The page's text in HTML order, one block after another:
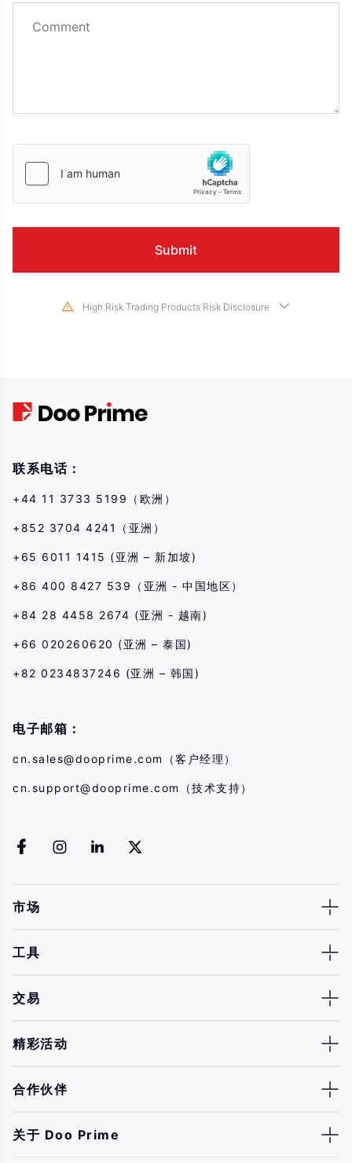
High Risk Trading Products Risk Disclosure
performance. Please make sure you read and fully understand the trading
联系电话：
+44 11 3733 5199（欧洲）
+852 3704 4241（亚洲）
+65 6011 1415 (亚洲 – 新加坡)
+86 400 8427 539（亚洲 - 中国地区）
+84 28 4458 2674 (亚洲 - 越南)
+66 020260620 (亚洲 – 泰国)
+82 0234837246 (亚洲 – 韩国)
电子邮箱：
cn.sales@dooprime.com （客户经理）
cn.support@dooprime.com （技术支持）
市场
工具
交易
精彩活动
合作伙伴
关于 Doo Prime